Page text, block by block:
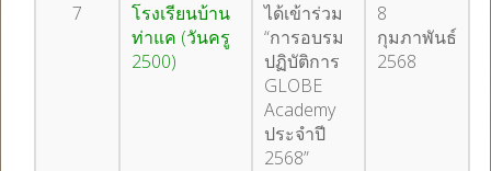
7
โรงเรียนบ้าน
ท่าแค (วันครู
2500)
ได้เข้าร่วม
“การอบรม
ปฏิบัติการ
GLOBE
Academy
ประจำปี
2568”
8
กุมภาพันธ์
2568